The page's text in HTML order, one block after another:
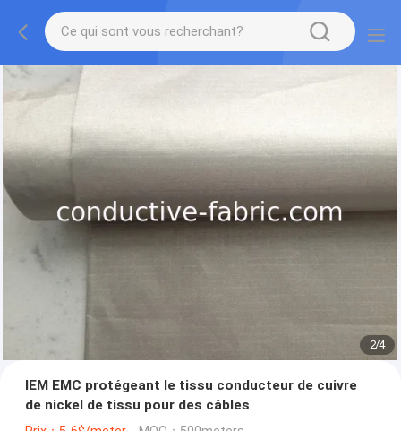
2/4
IEM EMC protégeant le tissu conducteur de cuivre
de nickel de tissu pour des câbles